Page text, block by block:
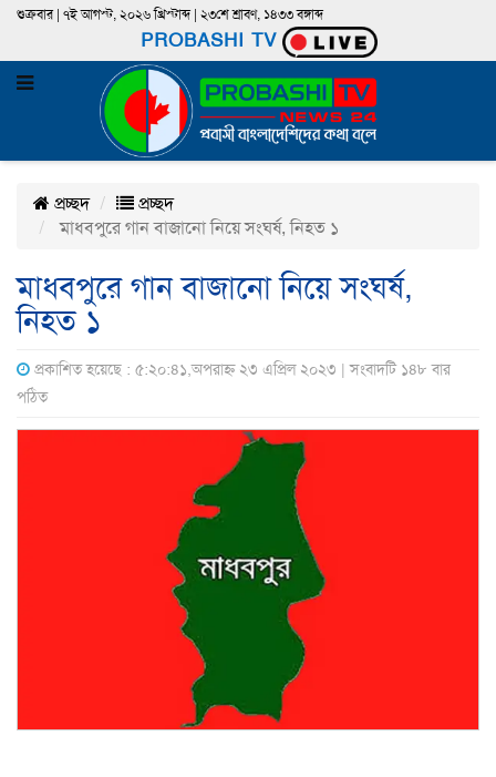
শুক্রবার | ৭ই আগস্ট, ২০২৬ খ্রিস্টাব্দ | ২৩শে শ্রাবণ, ১৪৩৩ বঙ্গাব্দ
PROBASHI TV
প্রচ্ছদ
প্রচ্ছদ
মাধবপুরে গান বাজানো নিয়ে সংঘর্ষ, নিহত ১
মাধবপুরে গান বাজানো নিয়ে সংঘর্ষ,
নিহত ১
প্রকাশিত হয়েছে : ৫:২০:৪১,অপরাহ্ন ২৩ এপ্রিল ২০২৩ | সংবাদটি ১৪৮ বার
পঠিত